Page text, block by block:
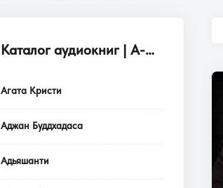
Каталог аудиокниг | А-Я
Агата Кристи
Аджан Буддхадаса
Адьяшанти